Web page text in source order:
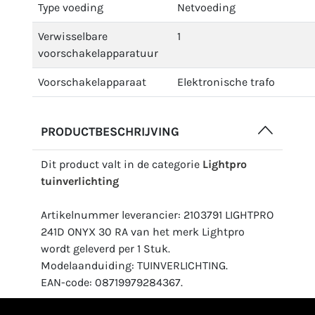
Type voeding Netvoeding
Verwisselbare
voorschakelapparatuur
1
Voorschakelapparaat Elektronische trafo
PRODUCTBESCHRIJVING
Dit product valt in de categorie Lightpro
tuinverlichting
Artikelnummer leverancier: 2103791 LIGHTPRO
241D ONYX 30 RA van het merk Lightpro
wordt geleverd per 1 Stuk.
Modelaanduiding: TUINVERLICHTING.
EAN-code: 08719979284367.